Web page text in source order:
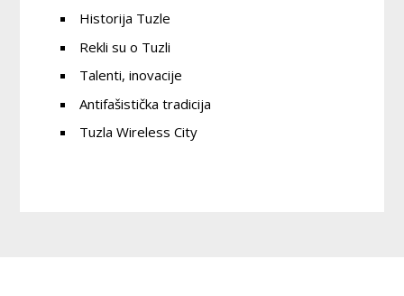
Historija Tuzle
Rekli su o Tuzli
Talenti, inovacije
Antifašistička tradicija
Tuzla Wireless City